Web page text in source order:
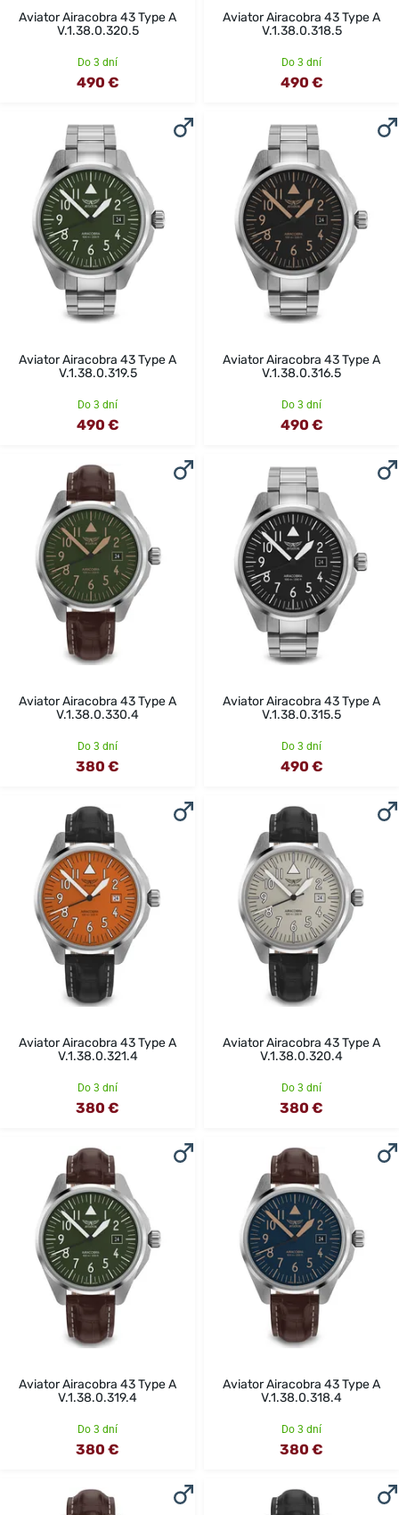
Aviator Airacobra 43 Type A
V.1.38.0.320.5
Do 3 dní
490 €
Aviator Airacobra 43 Type A
V.1.38.0.318.5
Do 3 dní
490 €
Aviator Airacobra 43 Type A
V.1.38.0.319.5
Do 3 dní
490 €
Aviator Airacobra 43 Type A
V.1.38.0.316.5
Do 3 dní
490 €
Aviator Airacobra 43 Type A
V.1.38.0.330.4
Do 3 dní
380 €
Aviator Airacobra 43 Type A
V.1.38.0.315.5
Do 3 dní
490 €
Aviator Airacobra 43 Type A
V.1.38.0.321.4
Do 3 dní
380 €
Aviator Airacobra 43 Type A
V.1.38.0.320.4
Do 3 dní
380 €
Aviator Airacobra 43 Type A
V.1.38.0.319.4
Do 3 dní
380 €
Aviator Airacobra 43 Type A
V.1.38.0.318.4
Do 3 dní
380 €